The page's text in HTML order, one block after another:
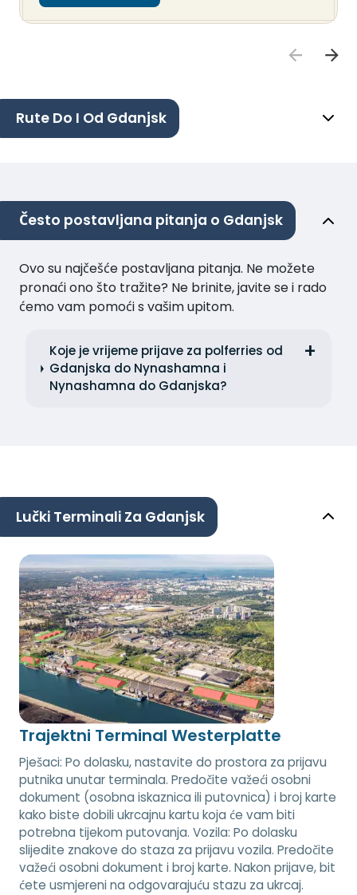
Rute Do I Od Gdanjsk
Često postavljana pitanja o Gdanjsk
Ovo su najčešće postavljana pitanja. Ne možete
pronaći ono što tražite? Ne brinite, javite se i rado
ćemo vam pomoći s vašim upitom.
Koje je vrijeme prijave za polferries od
Gdanjska do Nynashamna i
Nynashamna do Gdanjska?
Lučki Terminali Za Gdanjsk
Trajektni Terminal Westerplatte
Pješaci: Po dolasku, nastavite do prostora za prijavu
putnika unutar terminala. Predočite važeći osobni
dokument (osobna iskaznica ili putovnica) i broj karte
kako biste dobili ukrcajnu kartu koja će vam biti
potrebna tijekom putovanja. Vozila: Po dolasku
slijedite znakove do staza za prijavu vozila. Predočite
važeći osobni dokument i broj karte. Nakon prijave, bit
ćete usmjereni na odgovarajuću stazu za ukrcaj.